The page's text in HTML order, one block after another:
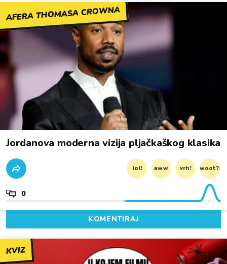
AFERA THOMASA CROWNA
Jordanova moderna vizija pljačkaškog klasika
lol! aww vrh! woot?!
0
KOMENTIRAJ
KVIZ